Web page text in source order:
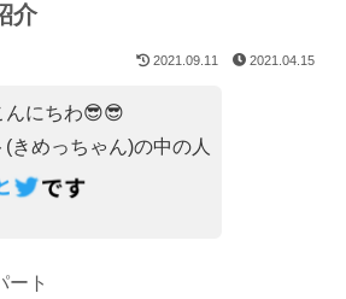
介
2021.09.11 2021.04.15
んにちわ😎😎
(きめっちゃん)の中の人
ート